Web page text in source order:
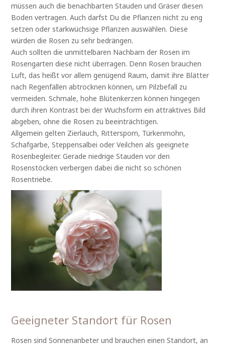
müssen auch die benachbarten Stauden und Gräser diesen
Boden vertragen. Auch darfst Du die Pflanzen nicht zu eng
setzen oder starkwüchsige Pflanzen auswählen. Diese
würden die Rosen zu sehr bedrängen.
Auch sollten die unmittelbaren Nachbarn der Rosen im
Rosengarten diese nicht überragen. Denn Rosen brauchen
Luft, das heißt vor allem genügend Raum, damit ihre Blätter
nach Regenfällen abtrocknen können, um Pilzbefall zu
vermeiden. Schmale, hohe Blütenkerzen können hingegen
durch ihren Kontrast bei der Wuchsform ein attraktives Bild
abgeben, ohne die Rosen zu beeinträchtigen.
Allgemein gelten Zierlauch, Rittersporn, Türkenmohn,
Schafgarbe, Steppensalbei oder Veilchen als geeignete
Rosenbegleiter. Gerade niedrige Stauden vor den
Rosenstöcken verbergen dabei die nicht so schönen
Rosentriebe.
Geeigneter Standort für Rosen
Rosen sind Sonnenanbeter und brauchen einen Standort, an